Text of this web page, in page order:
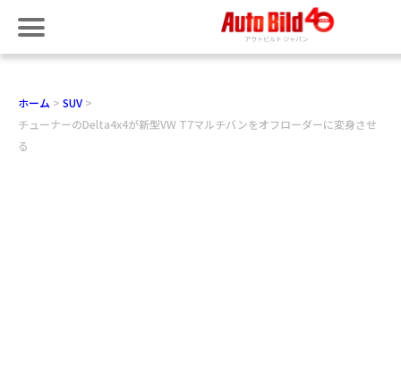
ホーム
SUV
チューナーのDelta4x4が新型VW T7マルチバンをオフローダーに変身させ
る